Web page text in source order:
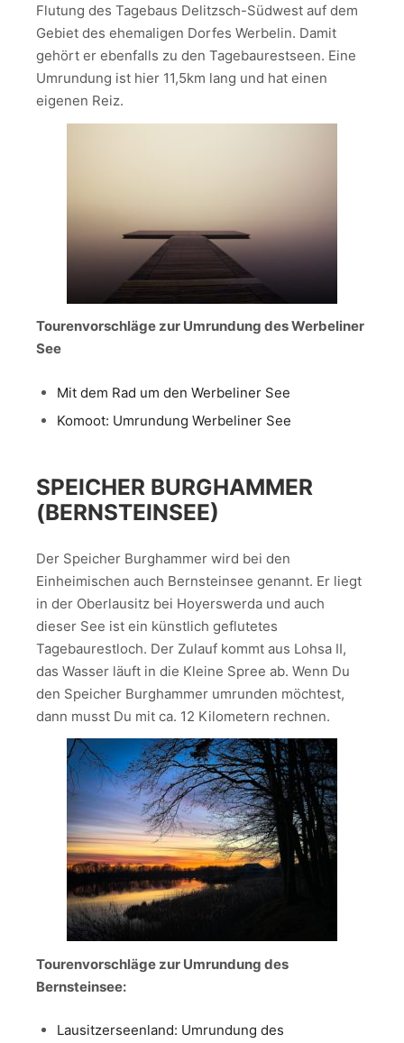
Flutung des Tagebaus Delitzsch-Südwest auf dem
Gebiet des ehemaligen Dorfes Werbelin. Damit
gehört er ebenfalls zu den Tagebaurestseen. Eine
Umrundung ist hier 11,5km lang und hat einen
eigenen Reiz.
Tourenvorschläge zur Umrundung des Werbeliner
See
Mit dem Rad um den Werbeliner See
Komoot: Umrundung Werbeliner See
SPEICHER BURGHAMMER
(BERNSTEINSEE)
Der Speicher Burghammer wird bei den
Einheimischen auch Bernsteinsee genannt. Er liegt
in der Oberlausitz bei Hoyerswerda und auch
dieser See ist ein künstlich geflutetes
Tagebaurestloch. Der Zulauf kommt aus Lohsa II,
das Wasser läuft in die Kleine Spree ab. Wenn Du
den Speicher Burghammer umrunden möchtest,
dann musst Du mit ca. 12 Kilometern rechnen.
Tourenvorschläge zur Umrundung des
Bernsteinsee:
Lausitzerseenland: Umrundung des